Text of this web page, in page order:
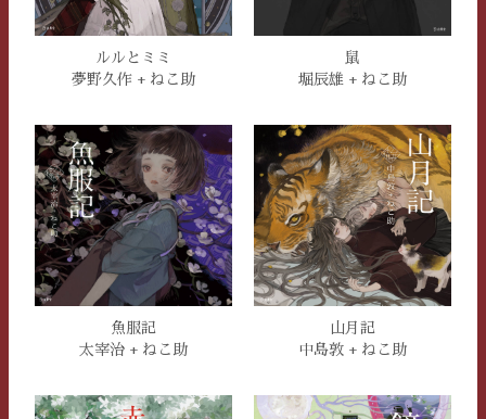
ルルとミミ
夢野久作 + ねこ助
鼠
堀辰雄 + ねこ助
魚服記
太宰治 + ねこ助
山月記
中島敦 + ねこ助